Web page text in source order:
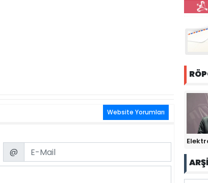
Website Yorumları
Email
@